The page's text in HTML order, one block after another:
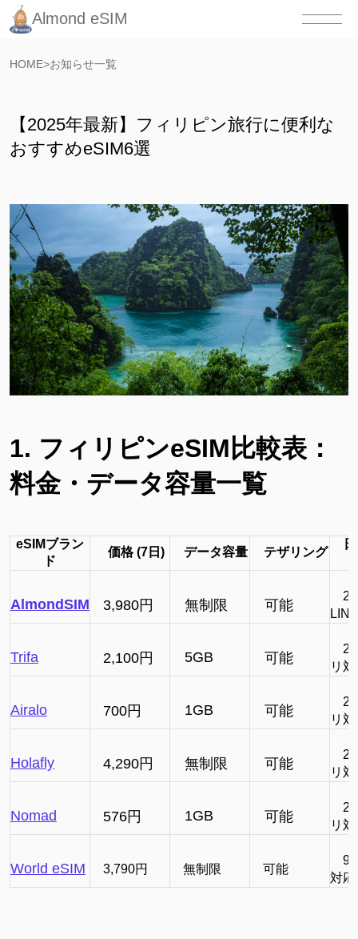
Almond eSIM
HOME>お知らせ一覧
【2025年最新】フィリピン旅行に便利な
おすすめeSIM6選
1. フィリピンeSIM比較表：
料金・データ容量一覧
eSIMブラン
ド
価格 (7日) データ容量 テザリング
日
AlmondSIM 3,980円 無制限 可能
24
LINE
Trifa 2,100円 5GB 可能
24
リ 対
Airalo 700円 1GB 可能
24
リ 対
Holafly 4,290円 無制限 可能
24
リ 対
Nomad 576円 1GB 可能
24
リ 対
World eSIM 3,790円 無制限 可能
9
対応